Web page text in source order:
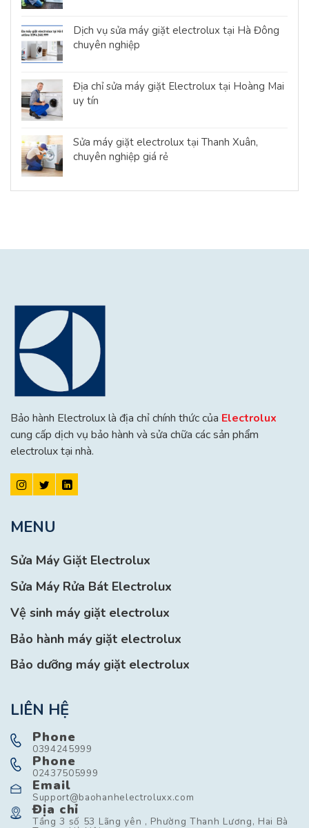
Dịch vụ sửa máy giặt electrolux tại Hà Đông
chuyên nghiệp
Địa chỉ sửa máy giặt Electrolux tại Hoàng Mai
uy tín
Sửa máy giặt electrolux tại Thanh Xuân,
chuyên nghiệp giá rẻ
Bảo hành Electrolux là địa chỉ chính thức của Electrolux
cung cấp dịch vụ bảo hành và sửa chữa các sản phẩm
electrolux tại nhà.
MENU
Sửa Máy Giặt Electrolux
Sửa Máy Rửa Bát Electrolux
Vệ sinh máy giặt electrolux
Bảo hành máy giặt electrolux
Bảo dưỡng máy giặt electrolux
LIÊN HỆ
Phone
0394245999
Phone
02437505999
Email
Support@baohanhelectroluxx.com
Địa chỉ
Tầng 3 số 53 Lãng yên , Phường Thanh Lương, Hai Bà